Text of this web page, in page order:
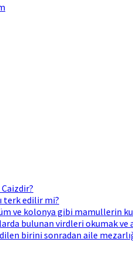
terk edilir mi?
ve kolonya gibi mamullerin
bulunan virdleri okumak ve
birini sonradan aile